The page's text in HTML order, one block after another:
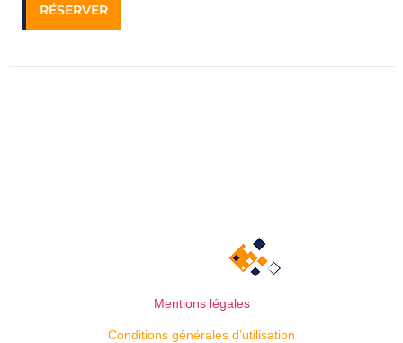
RÉSERVER
Mentions légales
Conditions générales d’utilisation